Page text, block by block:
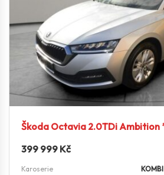
Škoda Octavia 2.0TDi Ambition
399 999 Kč
Karoserie
KOMBI